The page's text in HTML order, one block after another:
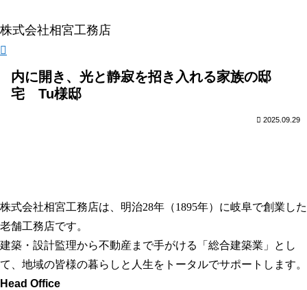
株式会社相宮工務店
内に開き、光と静寂を招き入れる家族の邸
宅 Tu様邸
2025.09.29
株式会社相宮工務店は、 明治28年（1895年）に岐阜で創業した
老舗工務店です。
建築・設計監理から不動産まで手がける「総合建築業」とし
て、地域の皆様の暮らしと人生をトータルでサポートします。
Head Office